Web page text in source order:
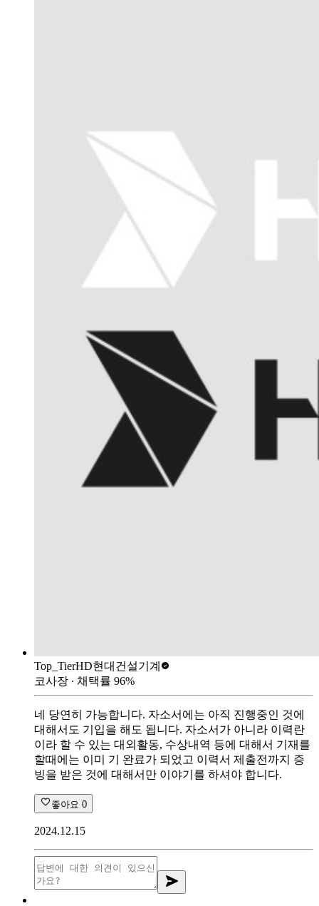
Top_TierHD현대건설기계
코사장 ∙ 채택률 96%
네 당연히 가능합니다. 자소서에는 아직 진행중인 것에
대해서도 기입을 해도 됩니다. 자소서가 아니라 이력란
이라 할 수 있는 대외활동, 수상내역 등에 대해서 기재를
할때에는 이미 기 완료가 되었고 이력서 제출전까지 증
빙을 받은 것에 대해서만 이야기를 하셔야 합니다.
좋아요 0
2024.12.15